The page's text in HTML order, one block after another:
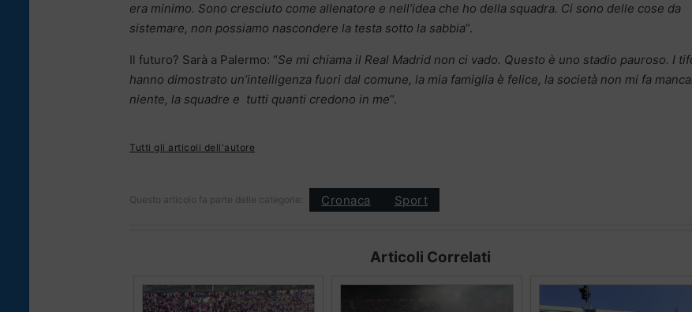
era minimo. Sono cresciuto come allenatore e nell’idea che ho della squadra. Ci sono delle cose da
sistemare, non possiamo nascondere la testa sotto la sabbia“.
Il futuro? Sarà a Palermo: “Se mi chiama il Real Madrid non ci vado. Questo è uno stadio pauroso. I
hanno dimostrato un’intelligenza fuori dal comune, la mia famiglia è felice, la società non mi fa
niente, la squadre e tutti quanti credono in me“.
Tutti gli articoli dell'autore
Questo articolo fa parte delle categorie: Cronaca Sport
Articoli Correlati